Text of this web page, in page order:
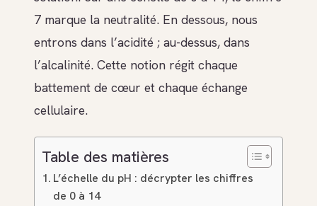
7 marque la neutralité. En dessous, nous
entrons dans l’acidité ; au-dessus, dans
l’alcalinité. Cette notion régit chaque
battement de cœur et chaque échange
cellulaire.
Table des matières
L’échelle du pH : décrypter les chiffres
de 0 à 14